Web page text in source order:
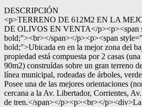
DESCRIPCIÓN
<p>TERRENO DE 612M2 EN LA
DE OLIVOS EN VENTA</p><p><span
bold;"><br></span></p><p><span
bold;">Ubicada en en la mejor zona del
propiedad está compuesta por 2 casas
90m2) construídas sobre un gran terreno
línea municipal, rodeadas de árboles,
Posee una de las mejores orientaciones
cercana a la Av. Libertador, Corrientes,
de tren.</span></p><p><br></